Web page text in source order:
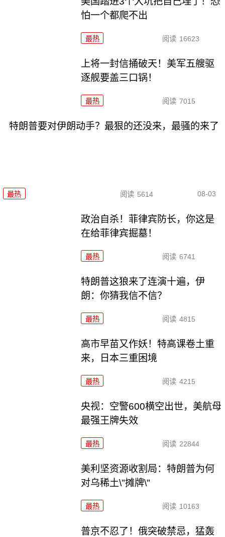
怕一个都爬不出
最热 阅读 16623
上将一封信捅破天！美军五艘驱
逐舰要盖三口锅！
最热 阅读 7015
特朗普要对伊朗动手？最狠的还没来，最骚的来了
最热 阅读 5614 08-03
政治自杀！菲律宾防长，你这是
在给菲律宾掘墓！
最热 阅读 6741
特朗普这狼来了连演十遍，伊
朗：你猜我信不信？
最热 阅读 4815
高市早苗又作妖！特高课卷土重
来，日本三重困境
最热 阅读 4215
央视：空警600横空出世，美航母
最强王牌失效
最热 阅读 22844
美利坚资源收割局：特朗普为何
对乌稀土\"摊牌\"
最热 阅读 10163
普京不忍了！俄突破禁忌，猛轰